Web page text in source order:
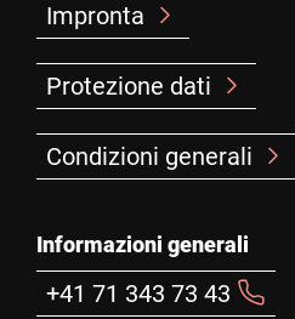
Impronta
Protezione dati
Condizioni generali
Informazioni generali
+41 71 343 73 43